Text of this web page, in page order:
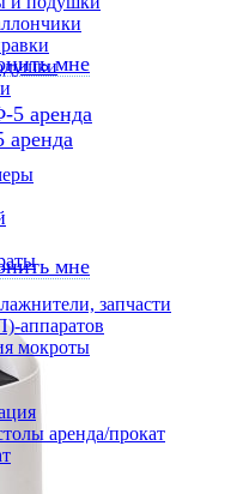
запчасти
аппаратов
мокроты
аренда/прокат
мне
аренда
мне